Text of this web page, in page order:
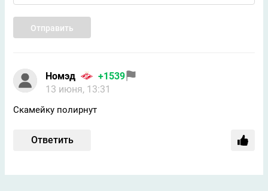
Отправить
Номэд
+1539
13 июня, 13:31
Скамейку полирнут
Ответить